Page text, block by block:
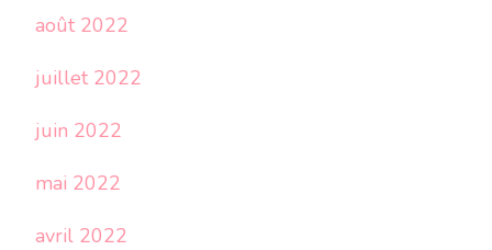
août 2022
juillet 2022
juin 2022
mai 2022
avril 2022